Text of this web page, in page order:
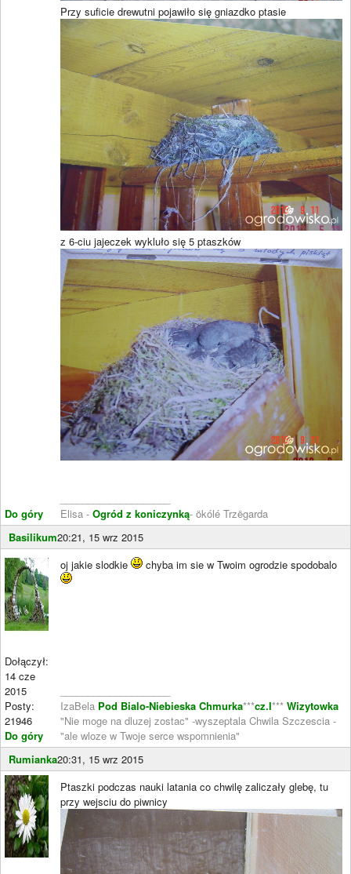
Do góry
Przy suficie drewutni pojawiło się gniazdko ptasie
z 6-ciu jajeczek wykluło się 5 ptaszków
Elisa - Ogród z koniczynką- ökólé Trzëgarda
Basilikum20:21, 15 wrz 2015
Dołączył:
14 cze
2015
Posty:
21946
Do góry
oj jakie slodkie chyba im sie w Twoim ogrodzie spodobalo
IzaBela Pod Bialo-Niebieska Chmurka***cz.I*** Wizytowka
"Nie moge na dluzej zostac" -wyszeptala Chwila Szczescia -
"ale wloze w Twoje serce wspomnienia"
Rumianka20:31, 15 wrz 2015
Ptaszki podczas nauki latania co chwilę zaliczały glebę, tu
przy wejsciu do piwnicy